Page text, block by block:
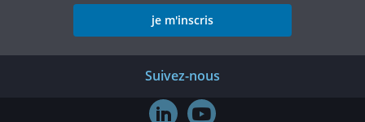
je m'inscris
Suivez-nous
 